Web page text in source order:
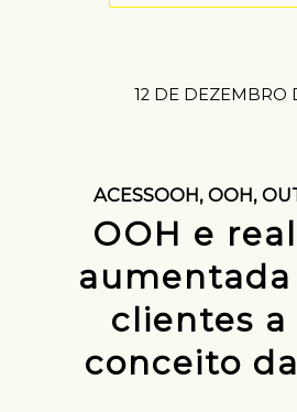
12 DE DEZEMBRO
ACESSOOH,OOH,
OOH e
clientes a
conceito